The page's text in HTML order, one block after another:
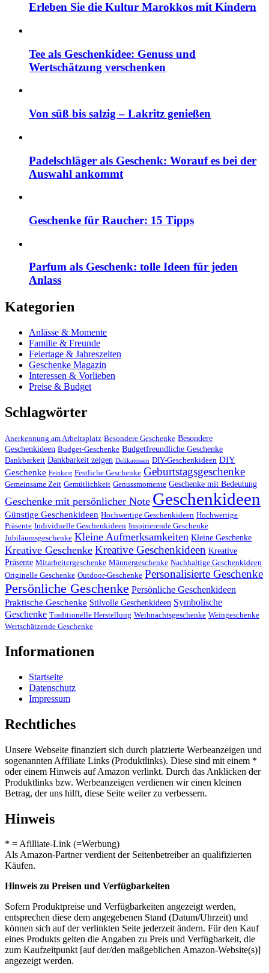
Erleben Sie die Kultur Marokkos mit Kindern
Tee als Geschenkidee: Genuss und
Wertschätzung verschenken
Von süß bis salzig – Lakritz genießen
Padelschläger als Geschenk: Worauf es bei der
Auswahl ankommt
Geschenke für Raucher: 15 Tipps
Parfum als Geschenk: tolle Ideen für jeden
Anlass
Kategorien
Anlässe & Momente
Familie & Freunde
Feiertage & Jahreszeiten
Geschenke Magazin
Interessen & Vorlieben
Preise & Budget
Schlagwörter
Anerkennung am Arbeitsplatz Besondere Geschenke Besondere
Geschenkideen Budget-Geschenke Budgetfreundliche Geschenke
Dankbarkeit Dankbarkeit zeigen Delikatessen DIY-Geschenkideen DIY
Geschenke Feinkost Festliche Geschenke Geburtstagsgeschenke
Gemeinsame Zeit Gemütlichkeit Genussmomente Geschenke mit Bedeutung
Geschenke mit persönlicher Note Geschenkideen
Günstige Geschenkideen Hochwertige Geschenkideen Hochwertige
Präsente Individuelle Geschenkideen Inspirierende Geschenke
Jubiläumsgeschenke Kleine Aufmerksamkeiten Kleine Geschenke
Kreative Geschenke Kreative Geschenkideen Kreative
Präsente Mitarbeitergeschenke Männergeschenke Nachhaltige Geschenkideen
Originelle Geschenke Outdoor-Geschenke Personalisierte Geschenke
Persönliche Geschenke Persönliche Geschenkideen
Praktische Geschenke Stilvolle Geschenkideen Symbolische
Geschenke Traditionelle Herstellung Weihnachtsgeschenke Weingeschenke
Wertschätzende Geschenke
Informationen
Startseite
Datenschutz
Impressum
Rechtliches
Unsere Webseite finanziert sich durch platzierte Werbeanzeigen und
sogenannten Affiliate Links (Produktlinks). Diese sind mit einem *
oder einem Hinweis auf Amazon verlinkt. Durch das Anklicken der
Produktlinks bzw. Werbeanzeigen verdienen wir einen kleinen
Betrag, der uns hilft, diese Seite weiter zu verbessern.
Hinweis
* = Afilliate-Link (=Werbung)
Als Amazon-Partner verdient der Seitenbetreiber an qualifizierten
Käufen.
Hinweis zu Preisen und Verfügbarkeiten
Sofern Produktpreise und Verfügbarkeiten angezeigt werden,
entsprechen diese dem angegebenen Stand (Datum/Uhrzeit) und
können sich auf der verlinkten Seite jederzeit ändern. Für den Kauf
eines Produkts gelten die Angaben zu Preis und Verfügbarkeit, die
zum Kaufzeitpunkt [auf der/den maßgeblichen Amazon-Website(s)]
angezeigt werden.